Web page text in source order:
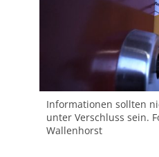
Informationen sollten
unter Verschluss sein.
Wallenhorst